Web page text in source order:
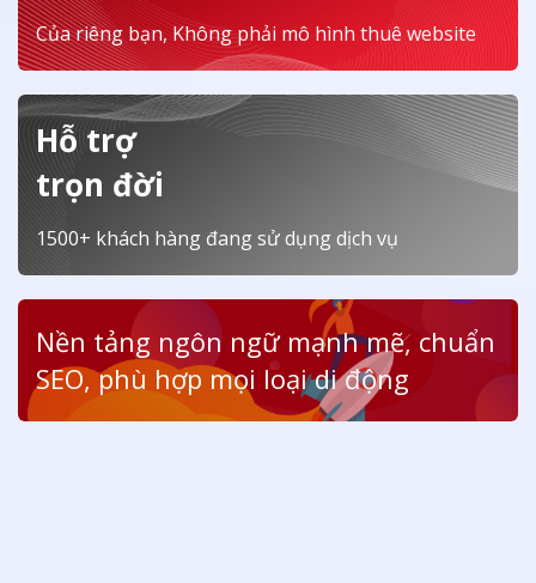
Của riêng bạn, Không phải mô hình thuê website
Hỗ trợ
trọn đời
1500+ khách hàng đang sử dụng dịch vụ
Nền tảng ngôn ngữ mạnh mẽ, chuẩn
SEO, phù hợp mọi loại di động